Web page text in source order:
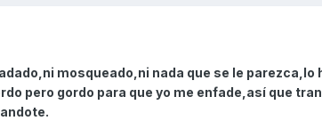
mosqueado,ni nada que se le parezca,lo
pero gordo para que yo me enfade,así que